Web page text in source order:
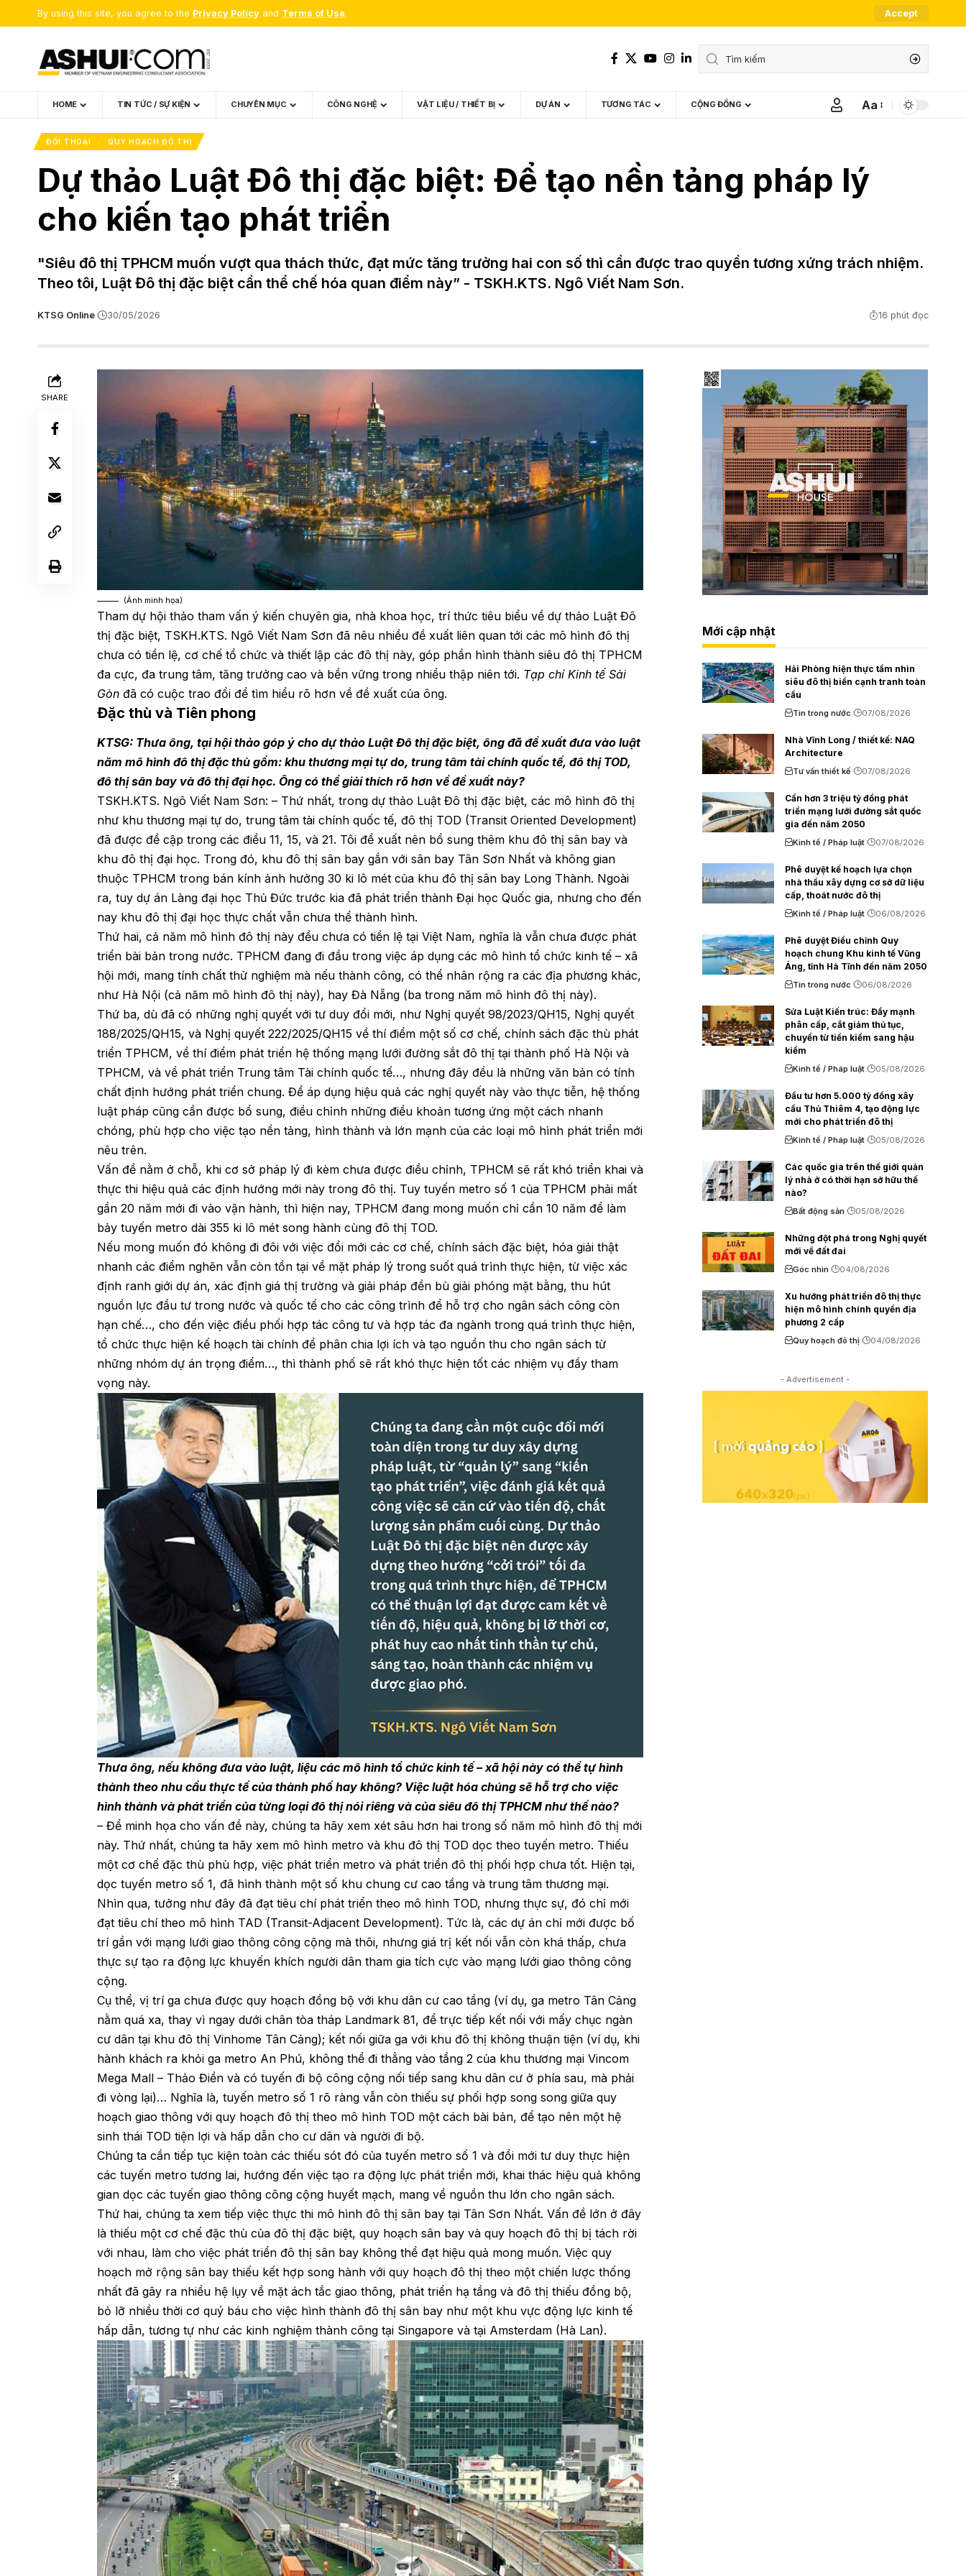
By using this site, you agree to the Privacy Policy and Terms of Use. Accept
HOME TIN TỨC / SỰ KIỆN CHUYÊN MỤC CÔNG NGHỆ VẬT LIỆU / THIẾT BỊ DỰ ÁN TƯƠNG TÁC CỘNG ĐỒNG
Font
Aa
ĐỐI THOẠI QUY HOẠCH ĐÔ THỊ
Dự thảo Luật Đô thị đặc biệt: Để tạo nền tảng pháp lý
cho kiến tạo phát triển
"Siêu đô thị TPHCM muốn vượt qua thách thức, đạt mức tăng trưởng hai con số thì cần được trao quyền tương xứng trách nhiệm.
Theo tôi, Luật Đô thị đặc biệt cần thể chế hóa quan điểm này” - TSKH.KTS. Ngô Viết Nam Sơn.
KTSG Online 30/05/2026 16 phút đọc
SHARE
(Ảnh minh họa)
Tham dự hội thảo tham vấn ý kiến chuyên gia, nhà khoa học, trí thức tiêu biểu về dự thảo Luật Đô
thị đặc biệt, TSKH.KTS. Ngô Viết Nam Sơn đã nêu nhiều đề xuất liên quan tới các mô hình đô thị
chưa có tiền lệ, cơ chế tổ chức và thiết lập các đô thị này, góp phần hình thành siêu đô thị TPHCM
đa cực, đa trung tâm, tăng trưởng cao và bền vững trong nhiều thập niên tới. Tạp chí Kinh tế Sài
Gòn đã có cuộc trao đổi để tìm hiểu rõ hơn về đề xuất của ông.
Đặc thù và Tiên phong
KTSG: Thưa ông, tại hội thảo góp ý cho dự thảo Luật Đô thị đặc biệt, ông đã đề xuất đưa vào luật
năm mô hình đô thị đặc thù gồm: khu thương mại tự do, trung tâm tài chính quốc tế, đô thị TOD,
đô thị sân bay và đô thị đại học. Ông có thể giải thích rõ hơn về đề xuất này?
TSKH.KTS. Ngô Viết Nam Sơn: – Thứ nhất, trong dự thảo Luật Đô thị đặc biệt, các mô hình đô thị
như khu thương mại tự do, trung tâm tài chính quốc tế, đô thị TOD (Transit Oriented Development)
đã được đề cập trong các điều 11, 15, và 21. Tôi đề xuất nên bổ sung thêm khu đô thị sân bay và
khu đô thị đại học. Trong đó, khu đô thị sân bay gắn với sân bay Tân Sơn Nhất và không gian
thuộc TPHCM trong bán kính ảnh hưởng 30 ki lô mét của khu đô thị sân bay Long Thành. Ngoài
ra, tuy dự án Làng đại học Thủ Đức trước kia đã phát triển thành Đại học Quốc gia, nhưng cho đến
nay khu đô thị đại học thực chất vẫn chưa thể thành hình.
Thứ hai, cả năm mô hình đô thị này đều chưa có tiền lệ tại Việt Nam, nghĩa là vẫn chưa được phát
triển bài bản trong nước. TPHCM đang đi đầu trong việc áp dụng các mô hình tổ chức kinh tế – xã
hội mới, mang tính chất thử nghiệm mà nếu thành công, có thể nhân rộng ra các địa phương khác,
như Hà Nội (cả năm mô hình đô thị này), hay Đà Nẵng (ba trong năm mô hình đô thị này).
Thứ ba, dù đã có những nghị quyết với tư duy đổi mới, như Nghị quyết 98/2023/QH15, Nghị quyết
188/2025/QH15, và Nghị quyết 222/2025/QH15 về thí điểm một số cơ chế, chính sách đặc thù phát
triển TPHCM, về thí điểm phát triển hệ thống mạng lưới đường sắt đô thị tại thành phố Hà Nội và
TPHCM, và về phát triển Trung tâm Tài chính quốc tế…, nhưng đây đều là những văn bản có tính
chất định hướng phát triển chung. Để áp dụng hiệu quả các nghị quyết này vào thực tiễn, hệ thống
luật pháp cũng cần được bổ sung, điều chỉnh những điều khoản tương ứng một cách nhanh
chóng, phù hợp cho việc tạo nền tảng, hình thành và lớn mạnh của các loại mô hình phát triển mới
nêu trên.
Vấn đề nằm ở chỗ, khi cơ sở pháp lý đi kèm chưa được điều chỉnh, TPHCM sẽ rất khó triển khai và
thực thi hiệu quả các định hướng mới này trong đô thị. Tuy tuyến metro số 1 của TPHCM phải mất
gần 20 năm mới đi vào vận hành, thì hiện nay, TPHCM đang mong muốn chỉ cần 10 năm để làm
bảy tuyến metro dài 355 ki lô mét song hành cùng đô thị TOD.
Nếu mong muốn đó không đi đôi với việc đổi mới các cơ chế, chính sách đặc biệt, hóa giải thật
nhanh các điểm nghẽn vẫn còn tồn tại về mặt pháp lý trong suốt quá trình thực hiện, từ việc xác
định ranh giới dự án, xác định giá thị trường và giải pháp đền bù giải phóng mặt bằng, thu hút
nguồn lực đầu tư trong nước và quốc tế cho các công trình để hỗ trợ cho ngân sách công còn
hạn chế…, cho đến việc điều phối hợp tác công tư và hợp tác đa ngành trong quá trình thực hiện,
tổ chức thực hiện kế hoạch tài chính để phân chia lợi ích và tạo nguồn thu cho ngân sách từ
những nhóm dự án trọng điểm…, thì thành phố sẽ rất khó thực hiện tốt các nhiệm vụ đầy tham
vọng này.
Thưa ông, nếu không đưa vào luật, liệu các mô hình tổ chức kinh tế – xã hội này có thể tự hình
thành theo nhu cầu thực tế của thành phố hay không? Việc luật hóa chúng sẽ hỗ trợ cho việc
hình thành và phát triển của từng loại đô thị nói riêng và của siêu đô thị TPHCM như thế nào?
– Để minh họa cho vấn đề này, chúng ta hãy xem xét sâu hơn hai trong số năm mô hình đô thị mới
này. Thứ nhất, chúng ta hãy xem mô hình metro và khu đô thị TOD dọc theo tuyến metro. Thiếu
một cơ chế đặc thù phù hợp, việc phát triển metro và phát triển đô thị phối hợp chưa tốt. Hiện tại,
dọc tuyến metro số 1, đã hình thành một số khu chung cư cao tầng và trung tâm thương mại.
Nhìn qua, tưởng như đây đã đạt tiêu chí phát triển theo mô hình TOD, nhưng thực sự, đó chỉ mới
đạt tiêu chí theo mô hình TAD (Transit-Adjacent Development). Tức là, các dự án chỉ mới được bố
trí gần với mạng lưới giao thông công cộng mà thôi, nhưng giá trị kết nối vẫn còn khá thấp, chưa
thực sự tạo ra động lực khuyến khích người dân tham gia tích cực vào mạng lưới giao thông công
cộng.
Cụ thể, vị trí ga chưa được quy hoạch đồng bộ với khu dân cư cao tầng (ví dụ, ga metro Tân Cảng
nằm quá xa, thay vì ngay dưới chân tòa tháp Landmark 81, để trực tiếp kết nối với mấy chục ngàn
cư dân tại khu đô thị Vinhome Tân Cảng); kết nối giữa ga với khu đô thị không thuận tiện (ví dụ, khi
hành khách ra khỏi ga metro An Phú, không thể đi thẳng vào tầng 2 của khu thương mại Vincom
Mega Mall – Thảo Điền và có tuyến đi bộ công cộng nối tiếp sang khu dân cư ở phía sau, mà phải
đi vòng lại)… Nghĩa là, tuyến metro số 1 rõ ràng vẫn còn thiếu sự phối hợp song song giữa quy
hoạch giao thông với quy hoạch đô thị theo mô hình TOD một cách bài bản, để tạo nên một hệ
sinh thái TOD tiện lợi và hấp dẫn cho cư dân và người đi bộ.
Chúng ta cần tiếp tục kiện toàn các thiếu sót đó của tuyến metro số 1 và đổi mới tư duy thực hiện
các tuyến metro tương lai, hướng đến việc tạo ra động lực phát triển mới, khai thác hiệu quả không
gian dọc các tuyến giao thông công cộng huyết mạch, mang về nguồn thu lớn cho ngân sách.
Thứ hai, chúng ta xem tiếp việc thực thi mô hình đô thị sân bay tại Tân Sơn Nhất. Vấn đề lớn ở đây
là thiếu một cơ chế đặc thù của đô thị đặc biệt, quy hoạch sân bay và quy hoạch đô thị bị tách rời
với nhau, làm cho việc phát triển đô thị sân bay không thể đạt hiệu quả mong muốn. Việc quy
hoạch mở rộng sân bay thiếu kết hợp song hành với quy hoạch đô thị theo một chiến lược thống
nhất đã gây ra nhiều hệ lụy về mặt ách tắc giao thông, phát triển hạ tầng và đô thị thiếu đồng bộ,
bỏ lỡ nhiều thời cơ quý báu cho việc hình thành đô thị sân bay như một khu vực động lực kinh tế
hấp dẫn, tương tự như các kinh nghiệm thành công tại Singapore và tại Amsterdam (Hà Lan).
Mới cập nhật
Hải Phòng hiện thực tầm nhìn
siêu đô thị biển cạnh tranh toàn
cầu
Tin trong nước 07/08/2026
Nhà Vĩnh Long / thiết kế: NAQ
Architecture
Tư vấn thiết kế 07/08/2026
Cần hơn 3 triệu tỷ đồng phát
triển mạng lưới đường sắt quốc
gia đến năm 2050
Kinh tế / Pháp luật 07/08/2026
Phê duyệt kế hoạch lựa chọn
nhà thầu xây dựng cơ sở dữ liệu
cấp, thoát nước đô thị
Kinh tế / Pháp luật 06/08/2026
Phê duyệt Điều chỉnh Quy
hoạch chung Khu kinh tế Vũng
Áng, tỉnh Hà Tĩnh đến năm 2050
Tin trong nước 06/08/2026
Sửa Luật Kiến trúc: Đẩy mạnh
phân cấp, cắt giảm thủ tục,
chuyển từ tiền kiểm sang hậu
kiểm
Kinh tế / Pháp luật 05/08/2026
Đầu tư hơn 5.000 tỷ đồng xây
cầu Thủ Thiêm 4, tạo động lực
mới cho phát triển đô thị
Kinh tế / Pháp luật 05/08/2026
Các quốc gia trên thế giới quản
lý nhà ở có thời hạn sở hữu thế
nào?
Bất động sản 05/08/2026
Những đột phá trong Nghị quyết
mới về đất đai
Góc nhìn 04/08/2026
Xu hướng phát triển đô thị thực
hiện mô hình chính quyền địa
phương 2 cấp
Quy hoạch đô thị 04/08/2026
- Advertisement -